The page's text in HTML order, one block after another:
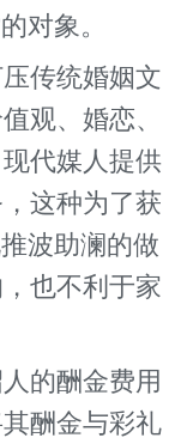
对象。
传统婚姻文
观、婚恋、
代媒人提供
这种为了获
波助澜的做
也不利于家
的酬金费用
酬金与彩礼